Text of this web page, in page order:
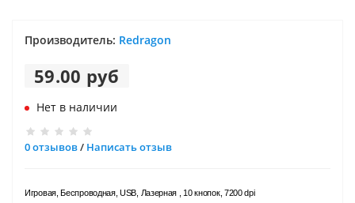
Производитель: Redragon
59.00 руб
Нет в наличии
0 отзывов/ Написать отзыв
Игровая, Беспроводная, USB, Лазерная , 10 кнопок, 7200 dpi